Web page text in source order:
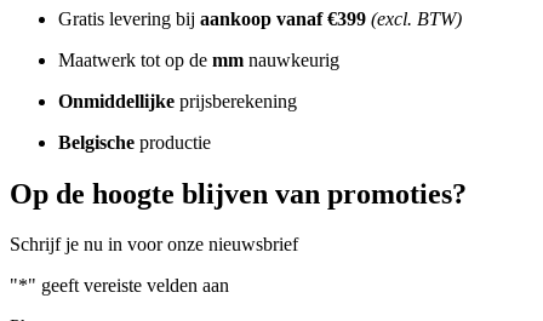
Gratis levering bij aankoop vanaf €399 (excl. BTW)
Maatwerk tot op de mm nauwkeurig
Onmiddellijke prijsberekening
Belgische productie
Op de hoogte blijven van promoties?
Schrijf je nu in voor onze nieuwsbrief
"*" geeft vereiste velden aan